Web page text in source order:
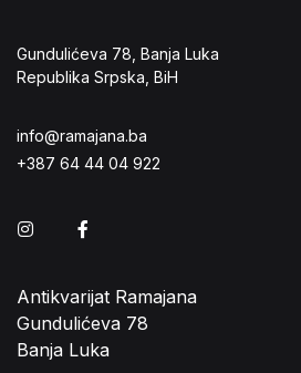
Gundulićeva 78, Banja Luka
Republika Srpska, BiH
info@ramajana.ba
+387 64 44 04 922
Instagram
Antikvarijat Ramajana
Gundulićeva 78
Banja Luka